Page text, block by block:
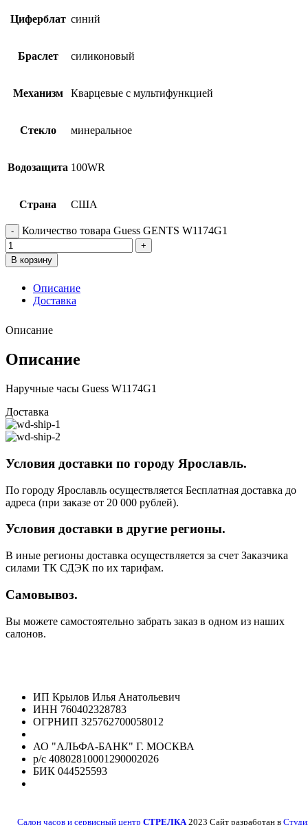
Циферблат синий
Браслет силиконовый
Механизм Кварцевые с мультифункцией
Стекло минеральное
Водозащита 100WR
Страна США
Количество товара Guess GENTS W1174G1
В корзину
Описание
Доставка
Описание
Описание
Наручные часы Guess W1174G1
Доставка
Условия доставки по городу Ярославль.
По городу Ярославль осуществляется Бесплатная доставка до
адреса (при заказе от 20 000 рублей).
Условия доставки в другие регионы.
В иные регионы доставка осуществляется за счет Заказчика
силами ТК СДЭК по их тарифам.
Самовывоз.
Вы можете самостоятельно забрать заказ в одном из наших
салонов.
ИП Крылов Илья Анатольевич
ИНН 760402328783
ОГРНИП 325762700058012
АО "АЛЬФА-БАНК" Г. МОСКВА
р/с 40802810001290002026
БИК 044525593
Салон часов и сервисный центр СТРЕЛКА 2023 Сайт разработан в